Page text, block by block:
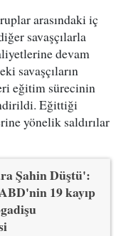
arasındaki iç
savaşçılarla
devam
savaşçıların
eğitim sürecinin
Eğittiği
yönelik saldırılar
Şahin Düştü':
19 kayıp